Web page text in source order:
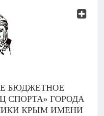
БЮДЖЕТНОЕ
СПОРТА» ГОРОДА
КРЫМ ИМЕНИ